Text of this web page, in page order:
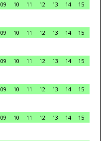
09 10 11 12 13 14
15
09 10 11 12 13 14
15
09 10 11 12 13 14
15
09 10 11 12 13 14
15
09 10 11 12 13 14
15